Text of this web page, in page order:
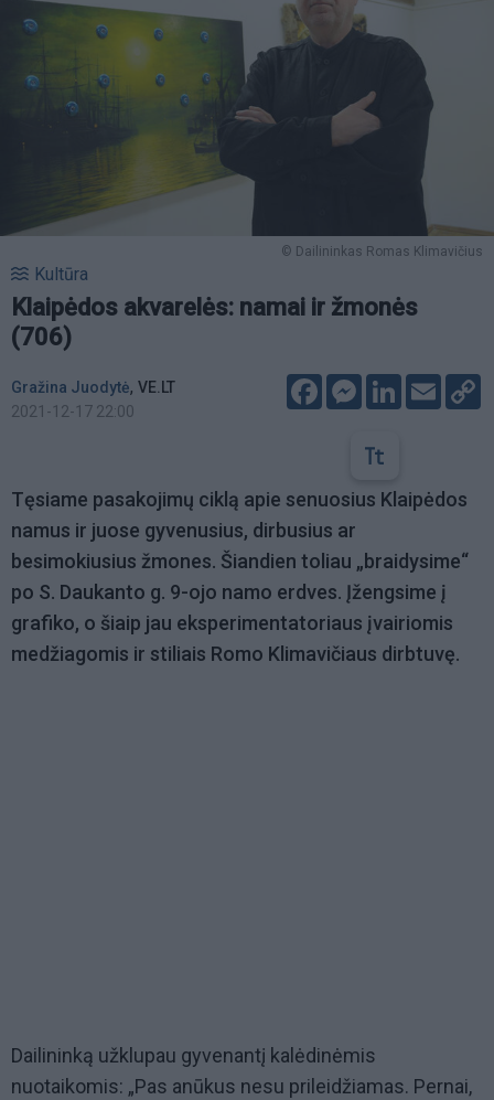
© Dailininkas Romas Klimavičius
Kultūra
Klaipėdos akvarelės: namai ir žmonės
(706)
Gražina Juodytė, VE.LT
2021-12-17 22:00
FacebookMessenger
LinkedIn
Email
Tęsiame pasakojimų ciklą apie senuosius Klaipėdos
namus ir juose gyvenusius, dirbusius ar
besimokiusius žmones. Šiandien toliau „braidysime“
po S. Daukanto g. 9-ojo namo erdves. Įžengsime į
grafiko, o šiaip jau eksperimentatoriaus įvairiomis
medžiagomis ir stiliais Romo Klimavičiaus dirbtuvę.
Dailininką užklupau gyvenantį kalėdinėmis
nuotaikomis: „Pas anūkus nesu prileidžiamas. Pernai,